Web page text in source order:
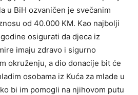
u BiH ozvaničen je svečanim
od 40.000 KM. Kao najbolji
osigurati da djeca iz
imaju zdravo i sigurno
okruženju, a dio donacije bit će
osobama iz Kuća za mlade u
bi im pomogli na njihovom putu